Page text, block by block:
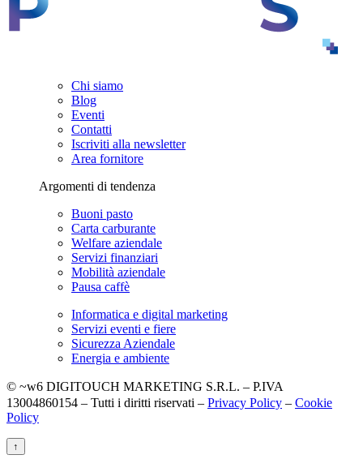
Chi siamo
Blog
Eventi
Contatti
Iscriviti alla newsletter
Area fornitore
Argomenti di tendenza
Buoni pasto
Carta carburante
Welfare aziendale
Servizi finanziari
Mobilità aziendale
Pausa caffè
Informatica e digital marketing
Servizi eventi e fiere
Sicurezza Aziendale
Energia e ambiente
© ~w6 DIGITOUCH MARKETING S.R.L. – P.IVA
13004860154 – Tutti i diritti riservati – Privacy Policy – Cookie
Policy
↑